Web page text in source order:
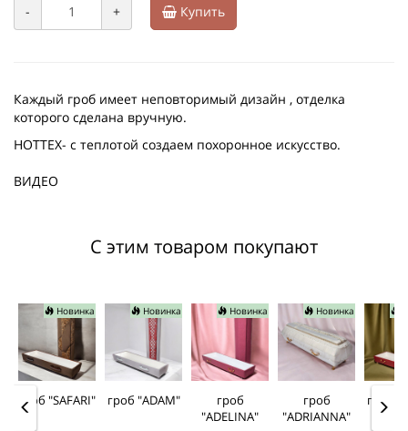
- + Купить
Каждый гроб имеет неповторимый дизайн , отделка
которого сделана вручную.
HOTTEX- с теплотой создаем похоронное искусство.
ВИДЕО
С этим товаром покупают
Новинка
гроб "SAFARI"
Новинка
гроб "ADAM"
Новинка
гроб
"ADELINA"
Новинка
гроб
"ADRIANNA"
гроб